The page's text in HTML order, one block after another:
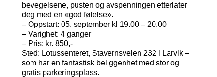
bevegelsene, pusten og avspenningen etterlater
deg med en «god følelse».
– Oppstart: 05. september kl 19.00 – 20.00
– Varighet: 4 ganger
– Pris: kr. 850,-
Sted: Lotussenteret, Stavernsveien 232 i Larvik –
som har en fantastisk beliggenhet med stor og
gratis parkeringsplass.